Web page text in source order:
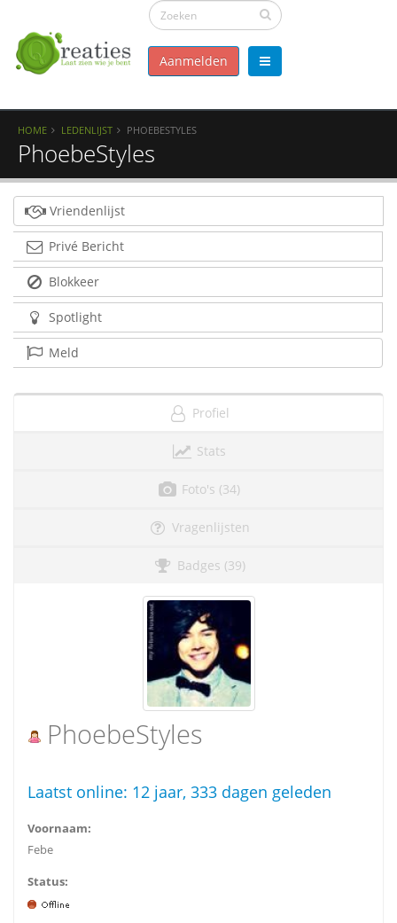
Aanmelden
HOME LEDENLIJST PHOEBESTYLES
PhoebeStyles
Vriendenlijst
Privé Bericht
Blokkeer
Spotlight
Meld
Profiel
Stats
Foto's (34)
Vragenlijsten
Badges (39)
PhoebeStyles
Laatst online: 12 jaar, 333 dagen geleden
Voornaam:
Febe
Status: